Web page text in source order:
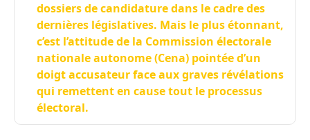
dossiers de candidature dans le cadre des
dernières législatives. Mais le plus étonnant,
c’est l’attitude de la Commission électorale
nationale autonome (Cena) pointée d’un
doigt accusateur face aux graves révélations
qui remettent en cause tout le processus
électoral.